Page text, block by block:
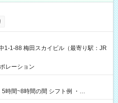
1-1-88 梅田スカイビル（最寄り駅：JR
レーション
時間~8時間の間 シフト例 ・
・9:30~14:30 実働5時間 ・